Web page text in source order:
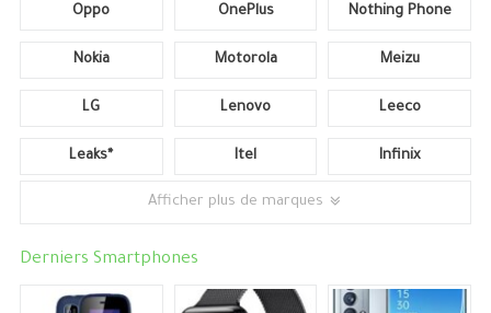
Oppo OnePlus Nothing Phone
Nokia Motorola Meizu
LG Lenovo Leeco
Leaks* Itel Infinix
Afficher plus de marques
Derniers Smartphones